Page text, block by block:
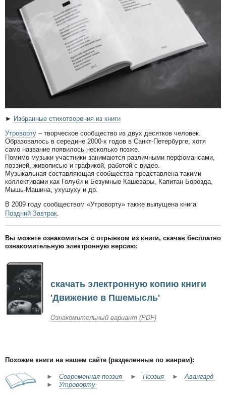
► Избранные стихотворения из книги
Утроворту – творческое сообщество из двух десятков человек.
Образовалось в середине 2000-х годов в Санкт-Петербурге, хотя
само название появилось несколько позже.
Помимо музыки участники занимаются различными перфомансами,
поэзией, живописью и графикой, работой с видео.
Музыкальная составляющая сообщества представлена такими
коллективами как Голуби и Безумные Кашевары, Капитан Борозда,
Мышь-Машина, ухушуху и др.
В 2009 году сообществом «Утроворту» также выпущена книга
Поздний Завтрак
Вы можете ознакомиться с отрывком из книги, скачав бесплатно
ознакомительную электронную версию:
скачать электронную копию книги
'Движение в Пшемысль'
Ознакомительный вариант (PDF)
Похожие книги на нашем сайте (разделенные по жанрам):
► Современная поэзия ► Поэзия ►Авангард
► Утроворту